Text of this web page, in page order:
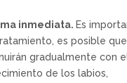
inmediata. Es
es posible que
gradualmente con
de los labios,